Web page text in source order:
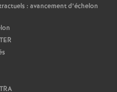
: avancement d’échelon